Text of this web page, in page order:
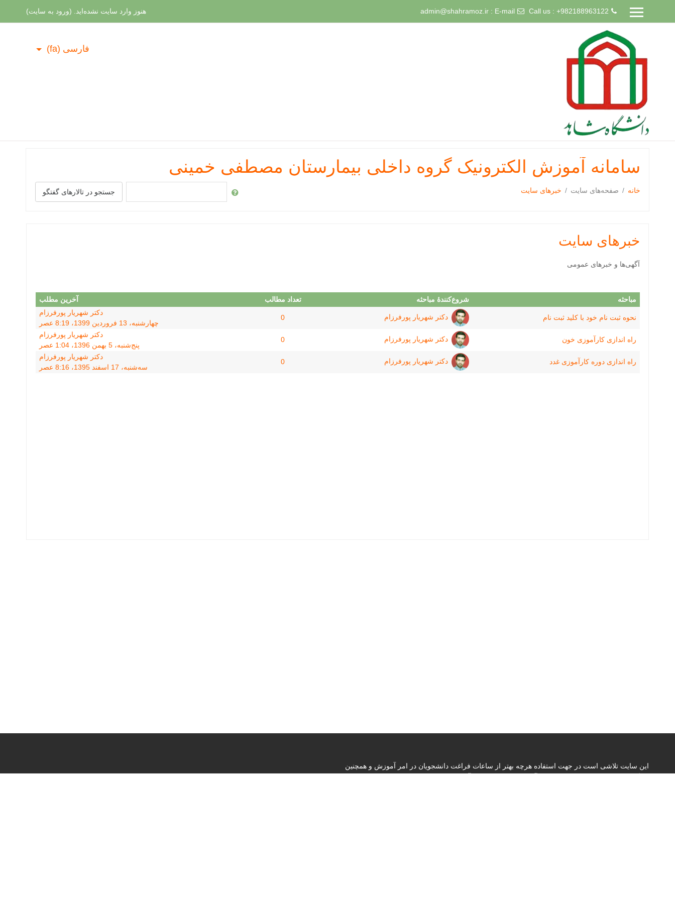
هنوز وارد سایت نشده‌اید. (ورود به سایت) Call us : +982188963122
E-mail :
admin@shahramoz.ir
فارسی ‎(fa)‎
سامانه آموزش الکترونیک گروه داخلی بیمارستان مصطفی خمینی
خانه صفحه‌های سایت خبرهای سایت جستجو در تالارهای گفتگو
خبرهای سایت
آگهی‌ها و خبرهای عمومی
مباحثه شروع‌کنندهٔ مباحثه تعداد مطالب آخرین مطلب
نحوه ثبت نام خود با کلید ثبت نام دکتر شهریار پورفرزام 0
دکتر شهریار پورفرزام
چهارشنبه، 13 فروردین 1399، 8:19 عصر
راه اندازی کارآموزی خون دکتر شهریار پورفرزام 0
دکتر شهریار پورفرزام
پنج‌شنبه، 5 بهمن 1396، 1:04 عصر
راه اندازی دوره کارآموزی غدد دکتر شهریار پورفرزام 0
دکتر شهریار پورفرزام
سه‌شنبه، 17 اسفند 1395، 8:16 عصر
این سایت تلاشی است در جهت استفاده هرچه بهتر از ساعات فراغت دانشجویان در امر آموزش و همچنین